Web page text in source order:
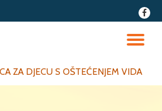
fa-
ZA DJECU S OŠTEĆENJEM VIDA